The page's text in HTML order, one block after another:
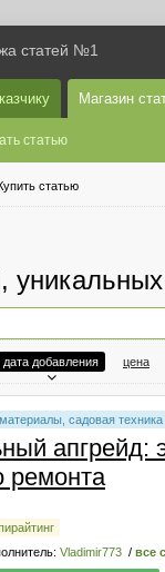
статей №1
Магазин
статью
статью
дата добавления цена
садовая техника
апгрейд:
ремонта
Vladimir773 / все